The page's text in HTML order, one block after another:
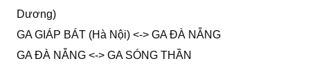
Dương)
GA GIÁP BÁT (Hà Nội) <-> GA ĐÀ NẴNG
GA ĐÀ NẴNG <-> GA SÓNG THẦN